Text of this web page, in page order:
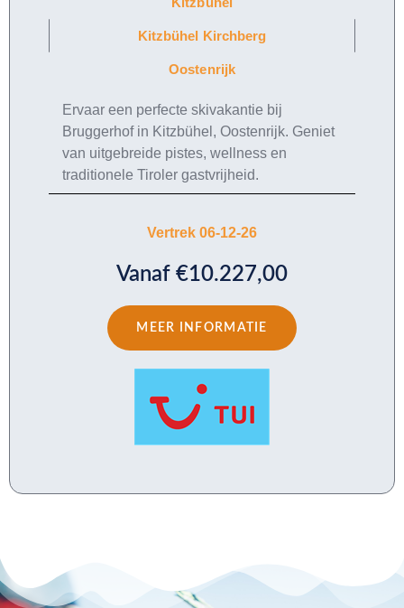
Kitzbühel Kirchberg
Oostenrijk
Ervaar een perfecte skivakantie bij
Bruggerhof in Kitzbühel, Oostenrijk. Geniet
van uitgebreide pistes, wellness en
traditionele Tiroler gastvrijheid.
Vertrek 06-12-26
Vanaf €10.227,00
MEER INFORMATIE